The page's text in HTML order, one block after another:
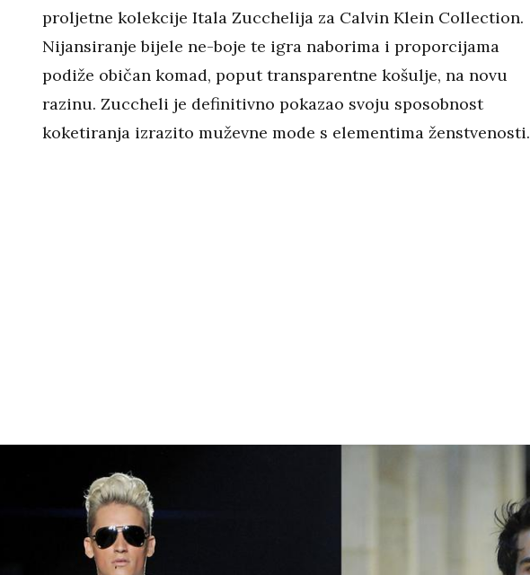
proljetne kolekcije Itala Zucchelija za Calvin Klein Collection.
Nijansiranje bijele ne-boje te igra naborima i proporcijama
podiže običan komad, poput transparentne košulje, na novu
razinu. Zuccheli je definitivno pokazao svoju sposobnost
koketiranja izrazito muževne mode s elementima ženstvenosti.